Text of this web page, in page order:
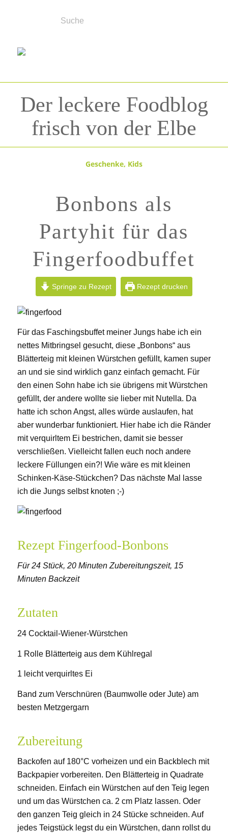
Der leckere Foodblog
frisch von der Elbe
Geschenke, Kids
Bonbons als
Partyhit für das
Fingerfoodbuffet
Springe zu Rezept Rezept drucken
Für das Faschingsbuffet meiner Jungs habe ich ein
nettes Mitbringsel gesucht, diese „Bonbons“ aus
Blätterteig mit kleinen Würstchen gefüllt, kamen super
an und sie sind wirklich ganz einfach gemacht. Für
den einen Sohn habe ich sie übrigens mit Würstchen
gefüllt, der andere wollte sie lieber mit Nutella. Da
hatte ich schon Angst, alles würde auslaufen, hat
aber wunderbar funktioniert. Hier habe ich die Ränder
mit verquirltem Ei bestrichen, damit sie besser
verschließen. Vielleicht fallen euch noch andere
leckere Füllungen ein?! Wie wäre es mit kleinen
Schinken-Käse-Stückchen? Das nächste Mal lasse
ich die Jungs selbst knoten ;-)
Rezept Fingerfood-Bonbons
Für 24 Stück, 20 Minuten Zubereitungszeit, 15
Minuten Backzeit
Zutaten
24 Cocktail-Wiener-Würstchen
1 Rolle Blätterteig aus dem Kühlregal
1 leicht verquirltes Ei
Band zum Verschnüren (Baumwolle oder Jute) am
besten Metzgergarn
Zubereitung
Backofen auf 180°C vorheizen und ein Backblech mit
Backpapier vorbereiten. Den Blätterteig in Quadrate
schneiden. Einfach ein Würstchen auf den Teig legen
und um das Würstchen ca. 2 cm Platz lassen. Oder
den ganzen Teig gleich in 24 Stücke schneiden. Auf
jedes Teigstück legst du ein Würstchen, dann rollst du